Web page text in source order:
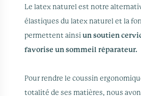
Le latex naturel est notre
élastiques du latex naturel et la
permettent ainsi un soutien
favorise un sommeil réparateur.
Pour rendre le coussin
totalité de ses matières, nous